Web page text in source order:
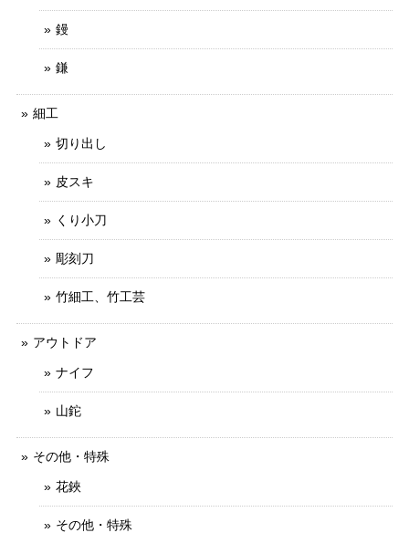
鏝
鎌
細工
切り出し
皮スキ
くり小刀
彫刻刀
竹細工、竹工芸
アウトドア
ナイフ
山鉈
その他・特殊
花鋏
その他・特殊